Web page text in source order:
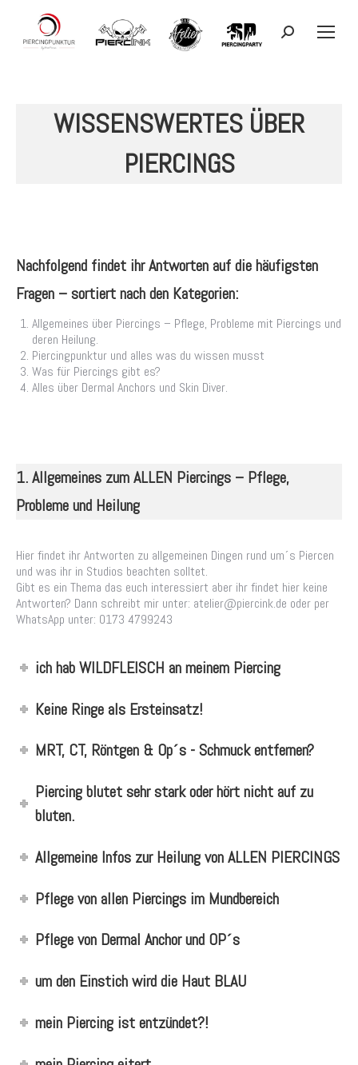
Search:
WISSENSWERTES ÜBER
PIERCINGS
Nachfolgend findet ihr Antworten auf die häufigsten
Fragen – sortiert nach den Kategorien:
Allgemeines über Piercings – Pflege, Probleme mit Piercings und
deren Heilung.
Piercingpunktur und alles was du wissen musst
Was für Piercings gibt es?
Alles über Dermal Anchors und Skin Diver.
1. Allgemeines zum ALLEN Piercings – Pflege,
Probleme und Heilung
Hier findet ihr Antworten zu allgemeinen Dingen rund um´s Piercen
und was ihr in Studios beachten solltet.
Gibt es ein Thema das euch interessiert aber ihr findet hier keine
Antworten? Dann schreibt mir unter: atelier@piercink.de oder per
WhatsApp unter: 0173 4799243
ich hab WILDFLEISCH an meinem Piercing
Keine Ringe als Ersteinsatz!
MRT, CT, Röntgen & Op´s - Schmuck entfernen?
Piercing blutet sehr stark oder hört nicht auf zu
bluten.
Allgemeine Infos zur Heilung von ALLEN PIERCINGS
Pflege von allen Piercings im Mundbereich
Pflege von Dermal Anchor und OP´s
um den Einstich wird die Haut BLAU
mein Piercing ist entzündet?!